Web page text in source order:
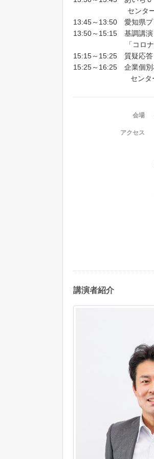
センターに寄せら
13:45～13:50 愛知県プ
13:50～15:15 基調講演
「コロナ禍におけ
15:15～15:25 質疑応答
15:25～16:25 企業個別
センター専任のコ
会場
アクセス
講演者紹介